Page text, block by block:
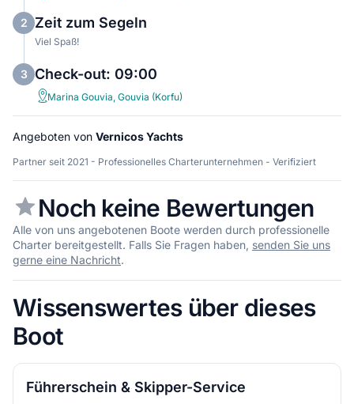
2 Zeit zum Segeln
Viel Spaß!
3 Check-out: 09:00
Marina Gouvia, Gouvia (Korfu)
Angeboten von Vernicos Yachts
Partner seit 2021 - Professionelles Charterunternehmen - Verifiziert
Noch keine Bewertungen
Alle von uns angebotenen Boote werden durch professionelle
Charter bereitgestellt. Falls Sie Fragen haben, senden Sie uns
gerne eine Nachricht.
Wissenswertes über dieses
Boot
Führerschein & Skipper-Service